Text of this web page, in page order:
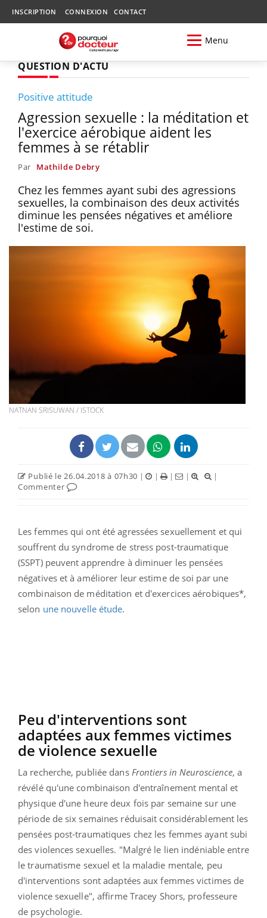
INSCRIPTION CONNEXION CONTACT
Menu
QUESTION D'ACTU
Positive attitude
Agression sexuelle : la méditation et
l'exercice aérobique aident les
femmes à se rétablir
Par Mathilde Debry
Chez les femmes ayant subi des agressions
sexuelles, la combinaison des deux activités
diminue les pensées négatives et améliore
l'estime de soi.
NATNAN SRISUWAN / ISTOCK
Publié le 26.04.2018 à 07h30 | | | |
|
Commenter
Les femmes qui ont été agressées sexuellement et qui
souffrent du syndrome de stress post-traumatique
(SSPT) peuvent apprendre à diminuer les pensées
négatives et à améliorer leur estime de soi par une
combinaison de méditation et d'exercices aérobiques*,
selon une nouvelle étude.
Peu d'interventions sont
adaptées aux femmes victimes
de violence sexuelle
La recherche, publiée dans Frontiers in Neuroscience, a
révélé qu'une combinaison d'entraînement mental et
physique d'une heure deux fois par semaine sur une
période de six semaines réduisait considérablement les
pensées post-traumatiques chez les femmes ayant subi
des violences sexuelles. "Malgré le lien indéniable entre
le traumatisme sexuel et la maladie mentale, peu
d'interventions sont adaptées aux femmes victimes de
violence sexuelle", affirme Tracey Shors, professeure
de psychologie.